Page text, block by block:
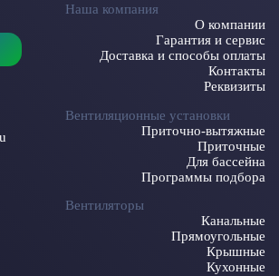
Наша компания
О компании
Гарантия и сервис
Доставка и способы оплаты
Контакты
Реквизиты
Вентиляционные установки
Приточно-вытяжные
Приточные
Для бассейна
Программы подбора
Вентиляторы
Канальные
Прямоугольные
Крышные
Кухонные